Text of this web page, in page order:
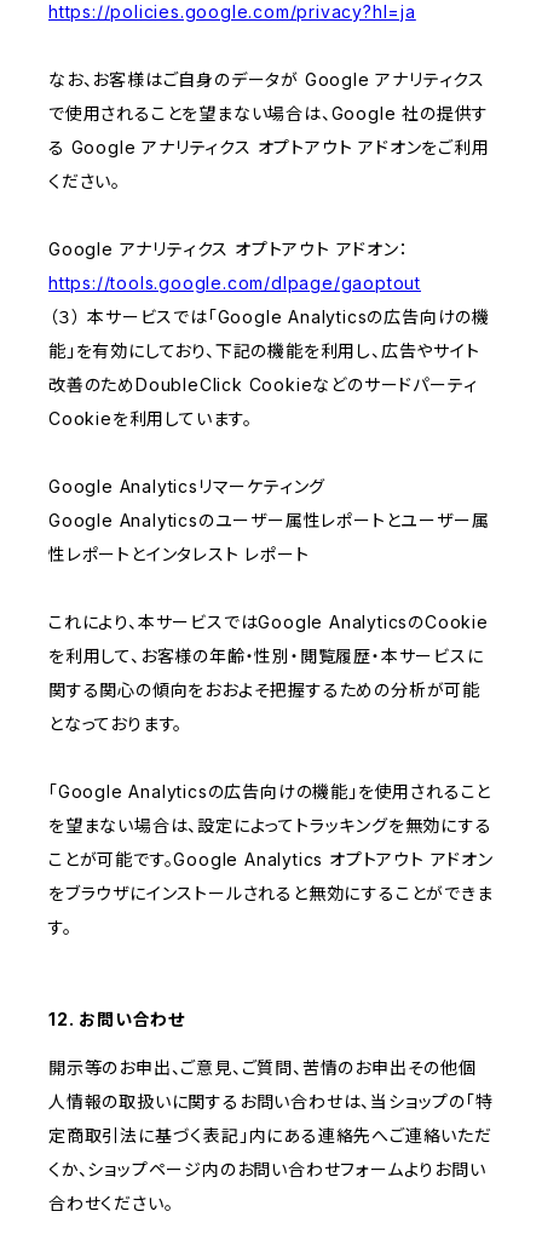
https://policies.google.com/privacy?hl=ja
なお、お客様はご自身のデータが Google アナリティクス
で使用されることを望まない場合は、Google 社の提供す
る Google アナリティクス オプトアウト アドオンをご利用
ください。
Google アナリティクス オプトアウト アドオン：
https://tools.google.com/dlpage/gaoptout
（３） 本サービスでは「Google Analyticsの広告向けの機
能」を有効にしており、下記の機能を利用し、広告やサイト
改善のためDoubleClick Cookieなどのサードパーティ
Cookieを利用しています。
Google Analyticsリマーケティング
Google Analyticsのユーザー属性レポートとユーザー属
性レポートとインタレスト レポート
これにより、本サービスではGoogle AnalyticsのCookie
を利用して、お客様の年齢・性別・閲覧履歴・本サービスに
関する関心の傾向をおおよそ把握するための分析が可能
となっております。
「Google Analyticsの広告向けの機能」を使用されること
を望まない場合は、設定によってトラッキングを無効にする
ことが可能です。Google Analytics オプトアウト アドオン
をブラウザにインストールされると無効にすることができま
す。
12. お問い合わせ
開示等のお申出、ご意見、ご質問、苦情のお申出その他個
人情報の取扱いに関するお問い合わせは、当ショップの「特
定商取引法に基づく表記」内にある連絡先へご連絡いただ
くか、ショップページ内のお問い合わせフォームよりお問い
合わせください。